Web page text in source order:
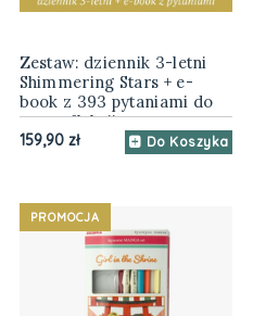
Zestaw: dziennik 3-letni
Shimmering Stars + e-
book z 393 pytaniami do
autorefleksji
159,90 zł Do Koszyka
PROMOCJA